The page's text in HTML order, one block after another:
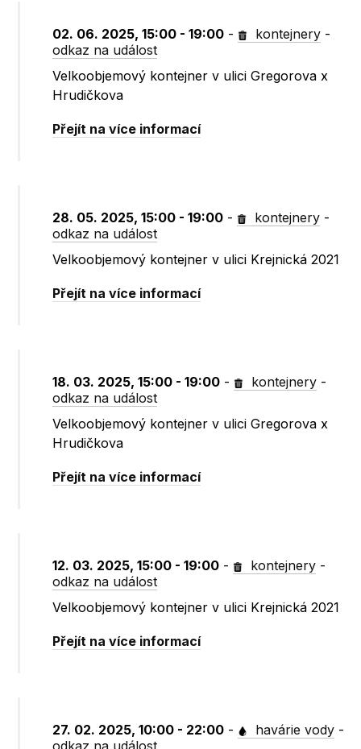
02. 06. 2025, 15:00 - 19:00 - kontejnery -
odkaz na událost
Velkoobjemový kontejner v ulici Gregorova x
Hrudičkova
Přejít na více informací
28. 05. 2025, 15:00 - 19:00 - kontejnery -
odkaz na událost
Velkoobjemový kontejner v ulici Krejnická 2021
Přejít na více informací
18. 03. 2025, 15:00 - 19:00 - kontejnery -
odkaz na událost
Velkoobjemový kontejner v ulici Gregorova x
Hrudičkova
Přejít na více informací
12. 03. 2025, 15:00 - 19:00 - kontejnery -
odkaz na událost
Velkoobjemový kontejner v ulici Krejnická 2021
Přejít na více informací
27. 02. 2025, 10:00 - 22:00 - havárie vody -
odkaz na událost